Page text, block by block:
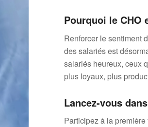
Pourquoi le CHO
Renforcer le sentiment
des salariés est
salariés heureux, ceux
plus loyaux, plus
Lancez-vous
Participez à la